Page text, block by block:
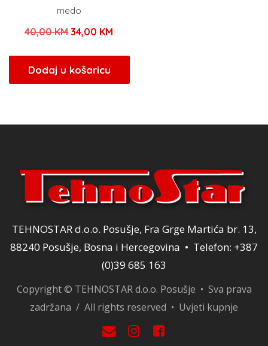
medo
40,00KM Izvorna
bila
je:
34,00 KM
34,00 KM.
Dodaj u košaricu
TEHNOSTAR d.o.o. Posušje, Fra Grge Martića br. 13,
88240 Posušje, Bosna i Hercegovina • Telefon: +387
(0)39 685 163
Copyright © TEHNOSTAR d.o.o. Posušje • Sva prava
zadržana / All rights reserved • Uvjeti kupnje